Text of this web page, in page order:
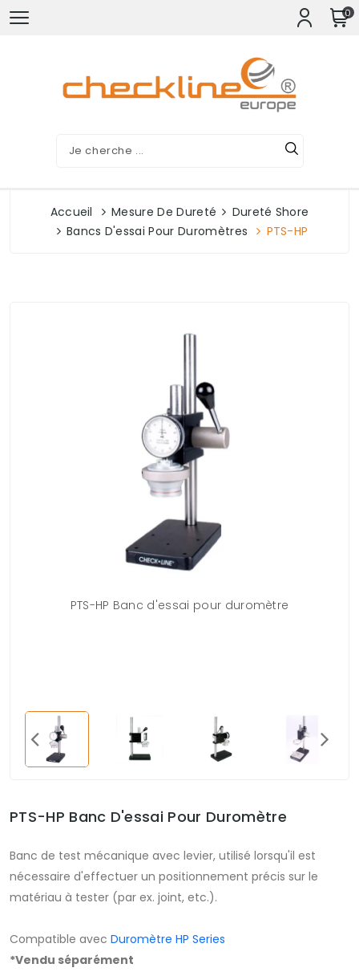
0
Accueil Mesure De Dureté
Dureté Shore
Bancs D'essai Pour Duromètres
PTS-HP
PTS-HP Banc d'essai pour duromètre
PTS-HP Banc D'essai Pour Duromètre
Banc de test mécanique avec levier, utilisé lorsqu'il est
nécessaire d'effectuer un positionnement précis sur le
matériau à tester (par ex. joint, etc.).
Compatible avec Duromètre HP Series
*Vendu séparément